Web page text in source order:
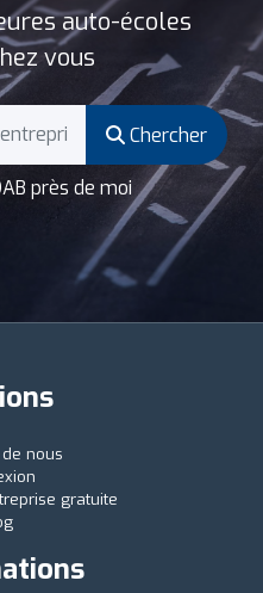
auto-écoles
vous
Chercher
près de moi
nous
gratuite